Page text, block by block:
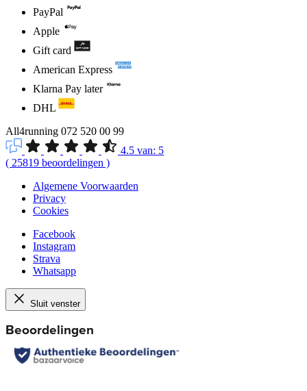
PayPal
Apple
Gift card
American Express
Klarna Pay later
DHL
All4running 072 520 00 99
4.5 van: 5
( 25819 beoordelingen )
Algemene Voorwaarden
Privacy
Cookies
Facebook
Instagram
Strava
Whatsapp
Sluit venster